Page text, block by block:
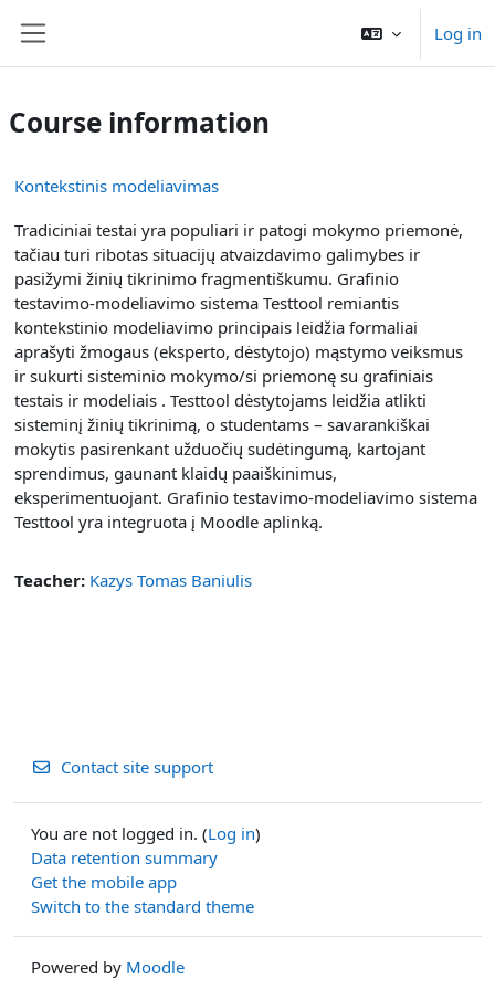
Log in
Course information
Kontekstinis modeliavimas
Tradiciniai testai yra populiari ir patogi mokymo priemonė,
tačiau turi ribotas situacijų atvaizdavimo galimybes ir
pasižymi žinių tikrinimo fragmentiškumu. Grafinio
testavimo-modeliavimo sistema Testtool remiantis
kontekstinio modeliavimo principais leidžia formaliai
aprašyti žmogaus (eksperto, dėstytojo) mąstymo veiksmus
ir sukurti sisteminio mokymo/si priemonę su grafiniais
testais ir modeliais . Testtool dėstytojams leidžia atlikti
sisteminį žinių tikrinimą, o studentams – savarankiškai
mokytis pasirenkant užduočių sudėtingumą, kartojant
sprendimus, gaunant klaidų paaiškinimus,
eksperimentuojant. Grafinio testavimo-modeliavimo sistema
Testtool yra integruota į Moodle aplinką.
Teacher: Kazys Tomas Baniulis
Contact site support
You are not logged in. (Log in)
Data retention summary
Get the mobile app
Switch to the standard theme
Powered by Moodle